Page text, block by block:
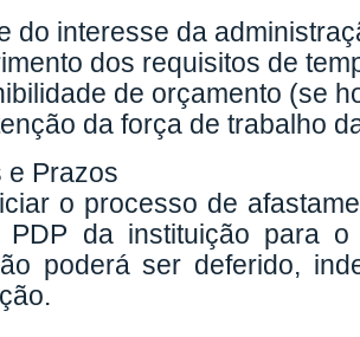
do interesse da
dos requisitos de
de orçamento (se
da força de trabalho
e Prazos
o processo de
PDP da instituição para
poderá ser deferido,